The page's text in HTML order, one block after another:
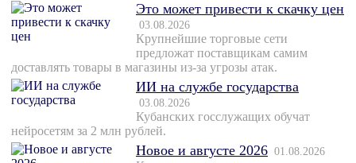
Это может привести к скачку цен
03.08.2026
Крупнейшие торговые сети
предложат поставщикам самим
доставлять товары в магазины из-за угрозы атак.
ИИ на службе государства
03.08.2026
Кубанских госслужащих обучат
нейросетям за 2 млн рублей.
Новое и августе 2026 01.08.2026